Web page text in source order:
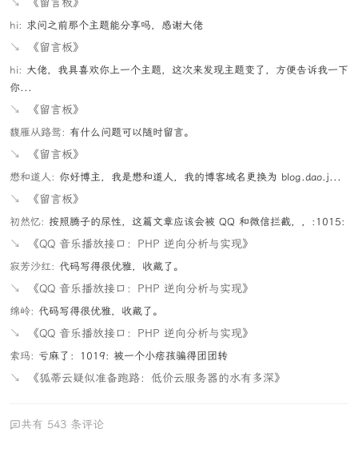
↘ 《留言板》
hi: 求问之前那个主题能分享吗，感谢大佬
↘ 《留言板》
hi: 大佬，我具喜欢你上一个主题，这次来发现主题变了，方便告诉我一下
你...
↘ 《留言板》
馥雁从路鸳: 有什么问题可以随时留言。
↘ 《留言板》
懋和道人: 你好博主，我是懋和道人，我的博客域名更换为 blog.dao.j...
↘ 《留言板》
初然忆: 按照腾子的尿性，这篇文章应该会被 QQ 和微信拦截，，:1015:
↘ 《QQ 音乐播放接口：PHP 逆向分析与实现》
寂芳沙红: 代码写得很优雅，收藏了。
↘ 《QQ 音乐播放接口：PHP 逆向分析与实现》
绵岭: 代码写得很优雅，收藏了。
↘ 《QQ 音乐播放接口：PHP 逆向分析与实现》
索玛: 亏麻了：1019: 被一个小痞孩骗得团团转
↘ 《狐蒂云疑似准备跑路：低价云服务器的水有多深》
共有 543 条评论